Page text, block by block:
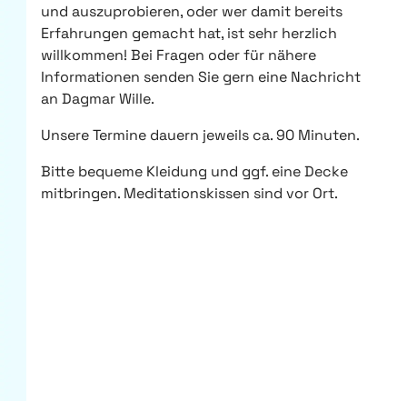
und auszuprobieren, oder wer damit bereits
Erfahrungen gemacht hat, ist sehr herzlich
willkommen! Bei Fragen oder für nähere
Informationen senden Sie gern eine Nachricht
an Dagmar Wille.
Unsere Termine dauern jeweils ca. 90 Minuten.
Bitte bequeme Kleidung und ggf. eine Decke
mitbringen. Meditationskissen sind vor Ort.